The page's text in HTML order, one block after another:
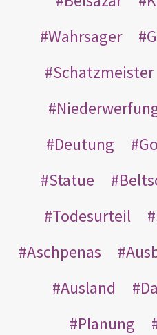
Wahrsager
Schatzmeister
Deutung
Statue
Todesurteil
Aschpenas
Ausland
Planung